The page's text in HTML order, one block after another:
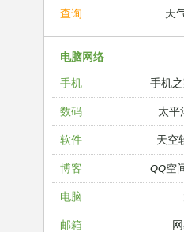
查询 天
电脑网络
手机
手机
数码 太平
软件 天空
博客 QQ空
电脑
邮箱